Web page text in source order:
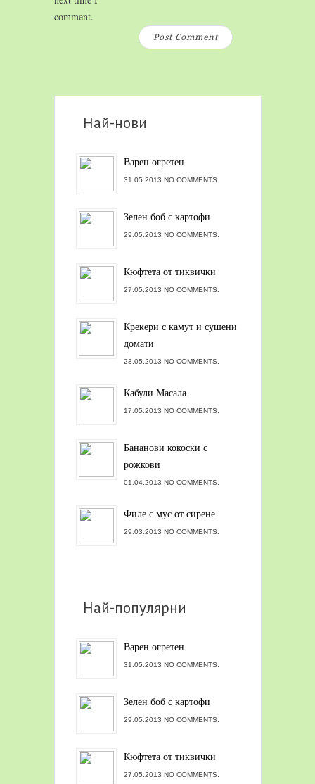
comment.
Най-нови
Варен огретен
31.05.2013 NO COMMENTS.
Зелен боб с картофи
29.05.2013 NO COMMENTS.
Кюфтета от тиквички
27.05.2013 NO COMMENTS.
Крекери с камут и сушени
домати
23.05.2013 NO COMMENTS.
Кабули Масала
17.05.2013 NO COMMENTS.
Бананови кокоски с
рожкови
01.04.2013 NO COMMENTS.
Филе с мус от сирене
29.03.2013 NO COMMENTS.
Най-популярни
Варен огретен
31.05.2013 NO COMMENTS.
Зелен боб с картофи
29.05.2013 NO COMMENTS.
Кюфтета от тиквички
27.05.2013 NO COMMENTS.